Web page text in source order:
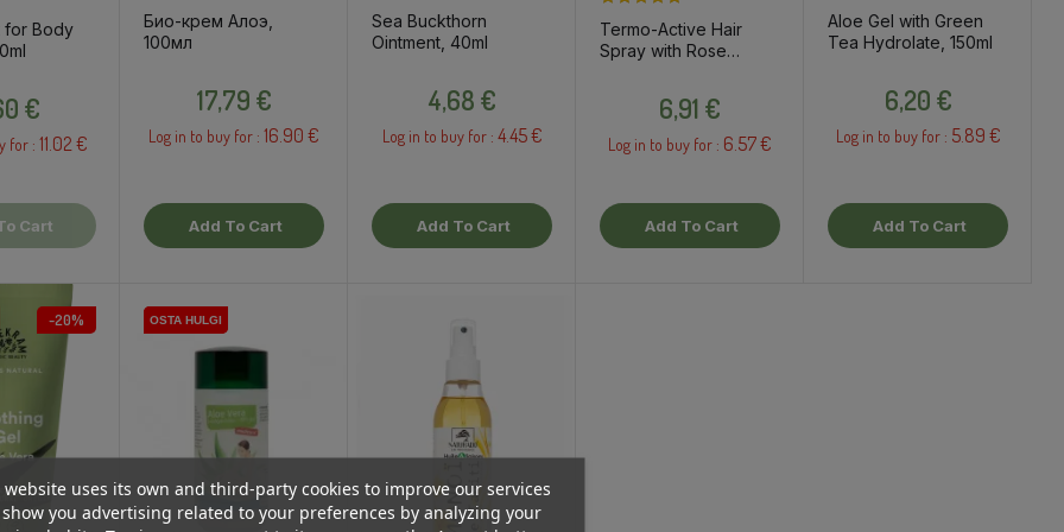
for Body
€
for : 11.02 €
Cart
Био-крем Алоэ,
100мл
17,79 €
Log in to buy for : 16.90 €
Add To Cart
Sea Buckthorn
Ointment, 40ml
4,68 €
Log in to buy for : 4.45 €
Add To Cart
Termo-Active Hair
Spray with Rose
6,91 €
Log in to buy for : 6.57 €
Add To Cart
Aloe Gel with Green
Tea Hydrolate, 150ml
6,20 €
Log in to buy for : 5.89 €
Add To Cart
-20% OSTA HULGI
OSTA HULGI
website uses its own and third-party cookies to improve our services
you advertising related to your preferences by analyzing your